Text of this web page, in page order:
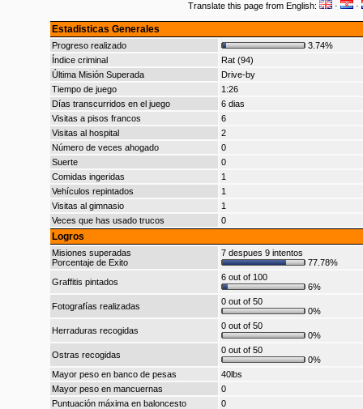
Translate this page from English: · ·
Estadisticas Generales
Progreso realizado
3.74%
Índice criminal
Rat (94)
Última Misión Superada
Drive-by
Tiempo de juego
1:26
Días transcurridos en el juego
6 dias
Visitas a pisos francos
6
Visitas al hospital
2
Número de veces ahogado
0
Suerte
0
Comidas ingeridas
1
Vehículos repintados
1
Visitas al gimnasio
1
Veces que has usado trucos
0
Logros
Misiones superadas
Porcentaje de Exito
7 despues 9 intentos
77.78%
Graffitis pintados
6 out of 100
6%
Fotografías realizadas
0 out of 50
0%
Herraduras recogidas
0 out of 50
0%
Ostras recogidas
0 out of 50
0%
Mayor peso en banco de pesas
40lbs
Mayor peso en mancuernas
0
Puntuación máxima en baloncesto
0